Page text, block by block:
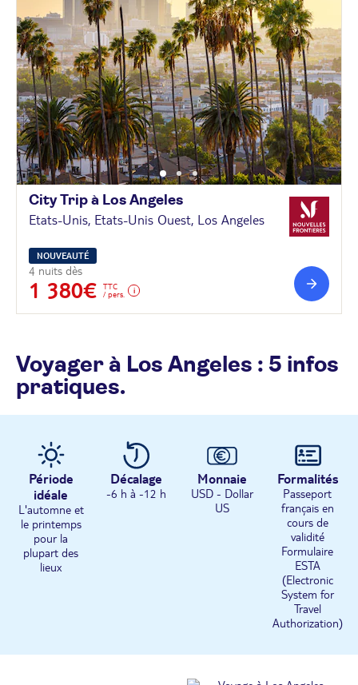
City Trip à Los Angeles
Etats-Unis, Etats-Unis Ouest, Los Angeles
NOUVEAUTÉ
4 nuits dès
1 380€
TTC
/ pers.
Voyager à Los Angeles : 5 infos
pratiques.
Période
idéale
L'automne et
le printemps
pour la
plupart des
lieux
Décalage
-6 h à -12 h
Monnaie
USD - Dollar
US
Formalités
Passeport
français en
cours de
validité
Formulaire
ESTA
(Electronic
System for
Travel
Authorization)